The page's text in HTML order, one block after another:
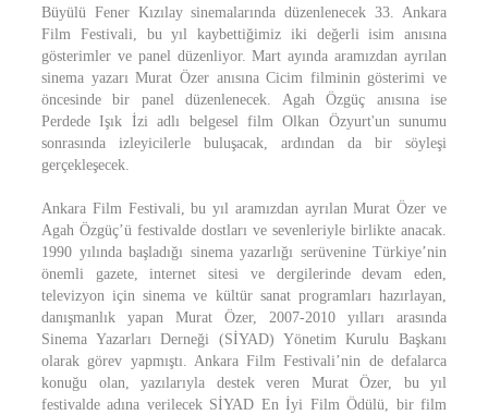
Büyülü Fener Kızılay sinemalarında düzenlenecek 33. Ankara
Film Festivali, bu yıl kaybettiğimiz iki değerli isim anısına
gösterimler ve panel düzenliyor. Mart ayında aramızdan ayrılan
sinema yazarı Murat Özer anısına Cicim filminin gösterimi ve
öncesinde bir panel düzenlenecek. Agah Özgüç anısına ise
Perdede Işık İzi adlı belgesel film Olkan Özyurt'un sunumu
sonrasında izleyicilerle buluşacak, ardından da bir söyleşi
gerçekleşecek.
Ankara Film Festivali, bu yıl aramızdan ayrılan Murat Özer ve
Agah Özgüç’ü festivalde dostları ve sevenleriyle birlikte anacak.
1990 yılında başladığı sinema yazarlığı serüvenine Türkiye’nin
önemli gazete, internet sitesi ve dergilerinde devam eden,
televizyon için sinema ve kültür sanat programları hazırlayan,
danışmanlık yapan Murat Özer, 2007-2010 yılları arasında
Sinema Yazarları Derneği (SİYAD) Yönetim Kurulu Başkanı
olarak görev yapmıştı. Ankara Film Festivali’nin de defalarca
konuğu olan, yazılarıyla destek veren Murat Özer, bu yıl
festivalde adına verilecek SİYAD En İyi Film Ödülü, bir film